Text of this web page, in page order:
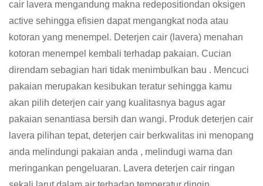
cair lavera mengandung makna redepositiondan oksigen
active sehingga efisien dapat mengangkat noda atau
kotoran yang menempel. Deterjen cair (lavera) menahan
kotoran menempel kembali terhadap pakaian. Cucian
direndam sebagian hari tidak menimbulkan bau . Mencuci
pakaian merupakan kesibukan teratur sehingga kamu
akan pilih deterjen cair yang kualitasnya bagus agar
pakaian senantiasa bersih dan wangi. Produk deterjen cair
lavera pilihan tepat, deterjen cair berkwalitas ini menopang
anda melindungi pakaian anda , melindugi warna dan
meringankan pengeluaran. Lavera deterjen cair ringan